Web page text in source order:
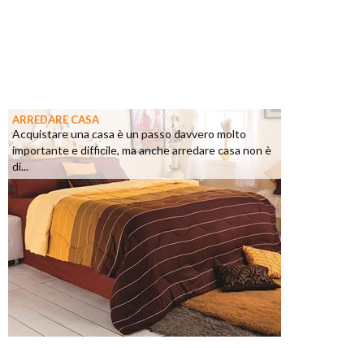
ARREDARE CASA
Acquistare una casa è un passo davvero molto
importante e difficile, ma anche arredare casa non è
di...